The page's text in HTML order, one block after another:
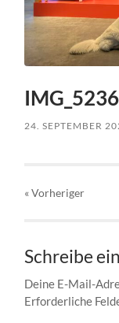
24. SEPTEMBER
« Vorheriger
Schreibe
Deine E-Mail-
Erforderliche